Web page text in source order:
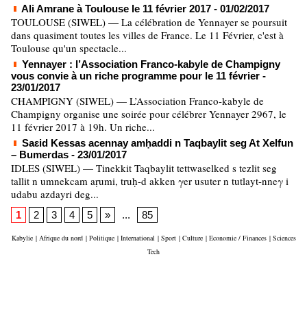
Ali Amrane à Toulouse le 11 février 2017 - 01/02/2017
TOULOUSE (SIWEL) — La célébration de Yennayer se poursuit
dans quasiment toutes les villes de France. Le 11 Février, c'est à
Toulouse qu'un spectacle...
Yennayer : l’Association Franco-kabyle de Champigny
vous convie à un riche programme pour le 11 février -
23/01/2017
CHAMPIGNY (SIWEL) — L’Association Franco-kabyle de
Champigny organise une soirée pour célébrer Yennayer 2967, le
11 février 2017 à 19h. Un riche...
Saɛid Kessas acennay amḥaddi n Taqbaylit seg At Xelfun
– Bumerdas - 23/01/2017
IDLES (SIWEL) — Tinekkit Taqbaylit tettwaselked s tezlit seg
tallit n umnekcam aṛumi, truḥ-d akken γer usuter n tutlayt-nneγ i
udabu azdayri deg...
1 2 3 4 5 » ... 85
Kabylie | Afrique du nord | Politique | International | Sport | Culture | Economie / Finances | Sciences
Tech